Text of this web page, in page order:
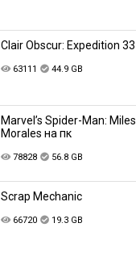
Clair Obscur: Expedition 33
63111 44.9 GB
Marvel’s Spider-Man: Miles
Morales на пк
78828 56.8 GB
Scrap Mechanic
66720 19.3 GB